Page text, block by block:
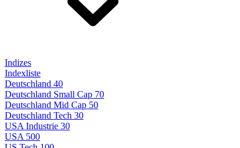
Indizes
Indexliste
Deutschland 40
Deutschland Small Cap 70
Deutschland Mid Cap 50
Deutschland Tech 30
USA Industrie 30
USA 500